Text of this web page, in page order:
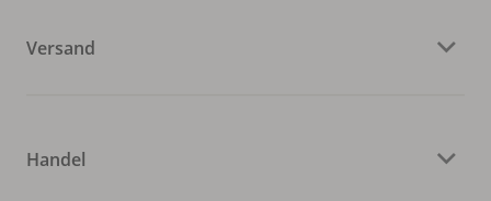
Versand
Handel